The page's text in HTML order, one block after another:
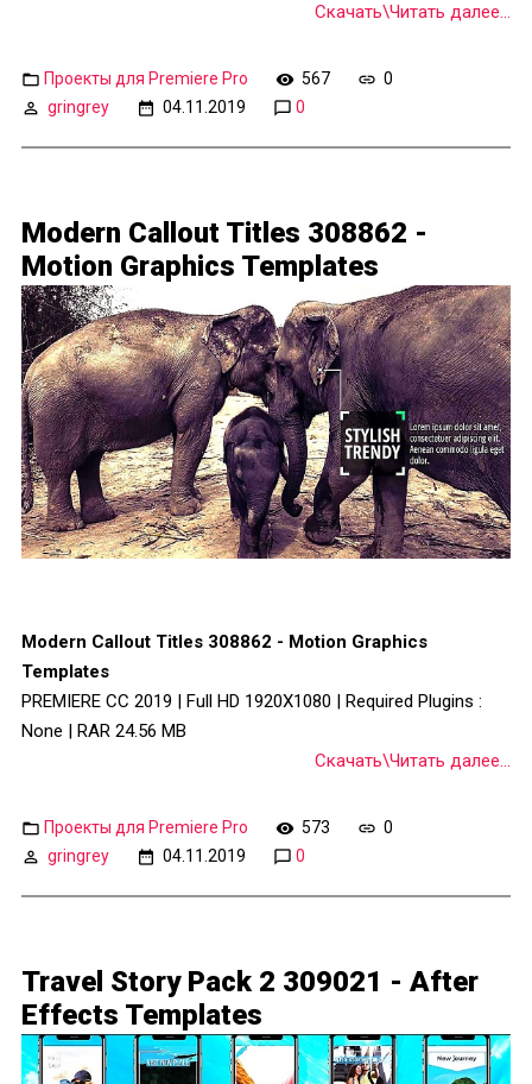
Скачать\Читать далее...
Проекты для Premiere Pro 567
0
gringrey
04.11.2019 0
Modern Callout Titles 308862 -
Motion Graphics Templates
Modern Callout Titles 308862 - Motion Graphics
Templates
PREMIERE CC 2019 | Full HD 1920X1080 | Required Plugins :
None | RAR 24.56 MB
Скачать\Читать далее...
Проекты для Premiere Pro 573
0
gringrey
04.11.2019 0
Travel Story Pack 2 309021 - After
Effects Templates